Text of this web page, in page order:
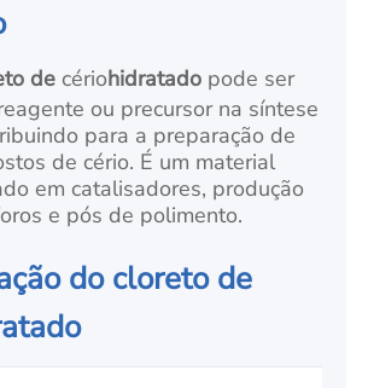
de cériohidratado pode ser
ou precursor na síntese
para a preparação de
de cério. É um material
em catalisadores, produção
e pós de polimento.
do cloreto de